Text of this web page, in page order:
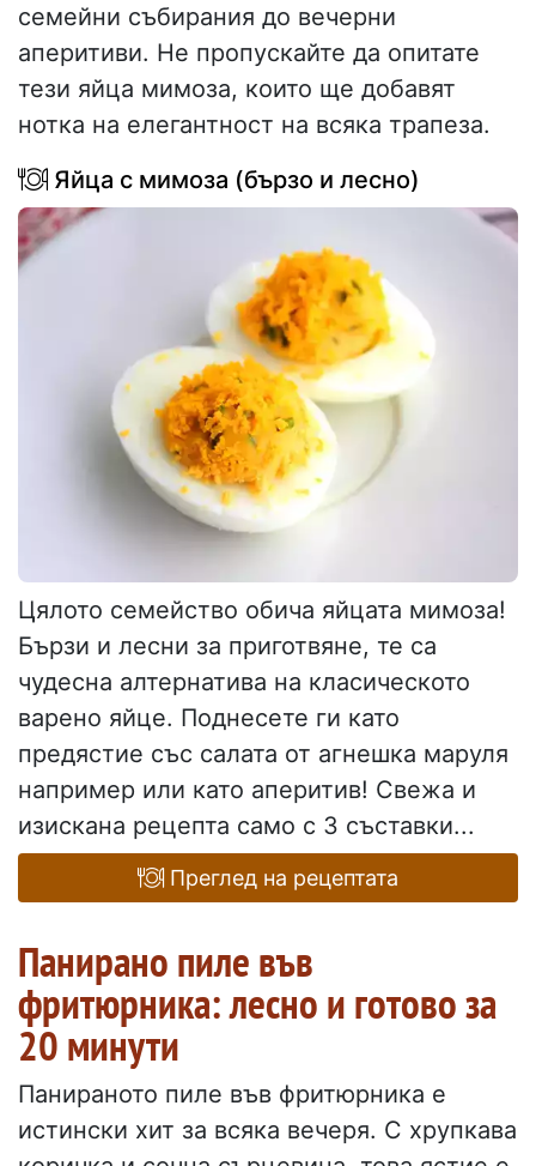
семейни събирания до вечерни
аперитиви. Не пропускайте да опитате
тези яйца мимоза, които ще добавят
нотка на елегантност на всяка трапеза.
Яйца с мимоза (бързо и лесно)
Цялото семейство обича яйцата мимоза!
Бързи и лесни за приготвяне, те са
чудесна алтернатива на класическото
варено яйце. Поднесете ги като
предястие със салата от агнешка маруля
например или като аперитив! Свежа и
изискана рецепта само с 3 съставки...
Преглед на рецептата
Панирано пиле във
фритюрника: лесно и готово за
20 минути
Панираното пиле във фритюрника е
истински хит за всяка вечеря. С хрупкава